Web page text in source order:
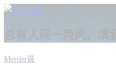
总有人间一两风，填
Merrier说